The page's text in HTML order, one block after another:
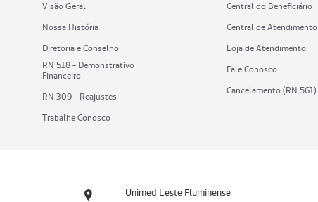
Visão Geral
Nossa História
Diretoria e Conselho
RN 518 - Demonstrativo
Financeiro
RN 309 - Reajustes
Trabalhe Conosco
Central do Beneficiário
Central de Atendimento
Loja de Atendimento
Fale Conosco
Cancelamento (RN 561)
Unimed Leste Fluminense